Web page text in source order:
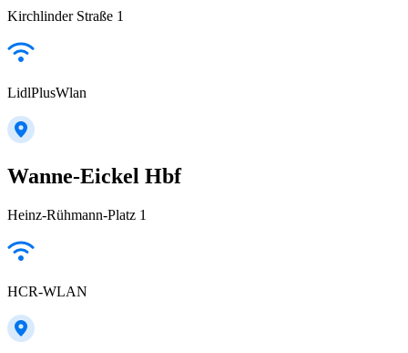
Kirchlinder Straße 1
LidlPlusWlan
Wanne-Eickel Hbf
Heinz-Rühmann-Platz 1
HCR-WLAN